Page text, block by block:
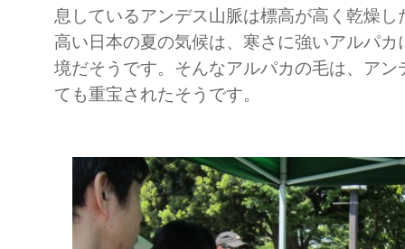
息しているアンデス山脈は標高が高く乾燥
高い日本の夏の気候は、寒さに強いアルパ
境だそうです。そんなアルパカの毛は、ア
ても重宝されたそうです。